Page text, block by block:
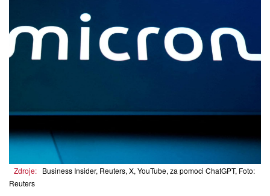
Zdroje: Business Insider, Reuters, X, YouTube, za pomoci ChatGPT, Foto:
Reuters